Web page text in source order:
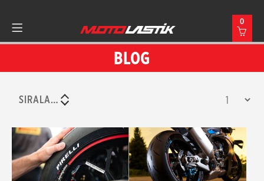
0
BLOG
SIRALAMA